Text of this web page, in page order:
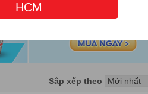
Sắp xếp theo
HCM